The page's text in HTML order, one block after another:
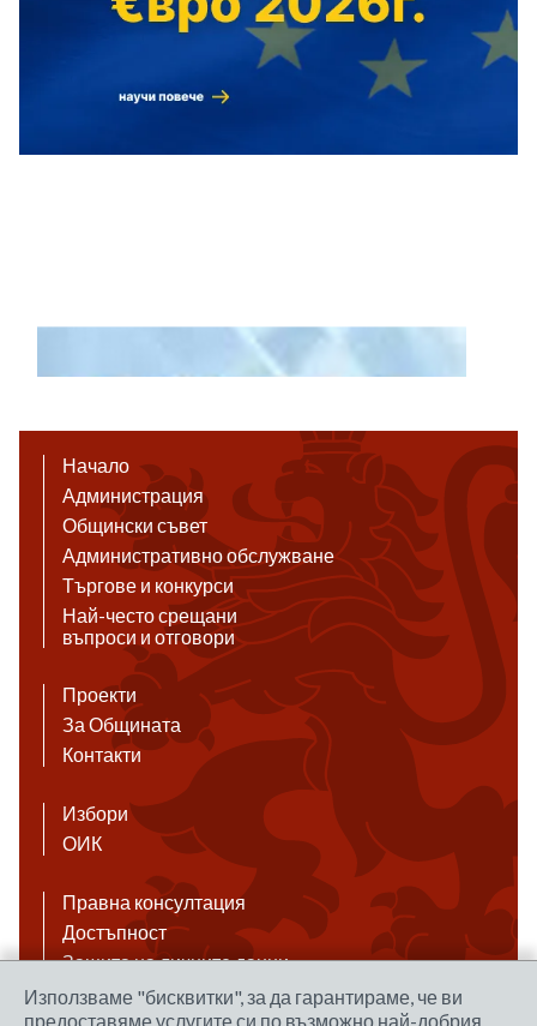
Начало
Администрация
Общински съвет
Административно обслужване
Търгове и конкурси
Най-често срещани
въпроси и отговори
Проекти
За Общината
Контакти
Избори
ОИК
Правна консултация
Достъпност
Защита на личните данни
Антикорупция
Използваме "бисквитки", за да гарантираме, че ви
предоставяме услугите си по възможно най-добрия